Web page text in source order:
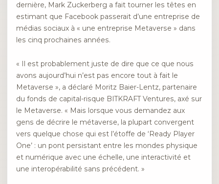
dernière, Mark Zuckerberg a fait tourner les têtes en
estimant que Facebook passerait d’une entreprise de
médias sociaux à « une entreprise Metaverse » dans
les cinq prochaines années.
« Il est probablement juste de dire que ce que nous
avons aujourd’hui n’est pas encore tout à fait le
Metaverse », a déclaré Moritz Baier-Lentz, partenaire
du fonds de capital-risque BITKRAFT Ventures, axé sur
le Metaverse. « Mais lorsque vous demandez aux
gens de décrire le métaverse, la plupart convergent
vers quelque chose qui est l’étoffe de ‘Ready Player
One’ : un pont persistant entre les mondes physique
et numérique avec une échelle, une interactivité et
une interopérabilité sans précédent. »